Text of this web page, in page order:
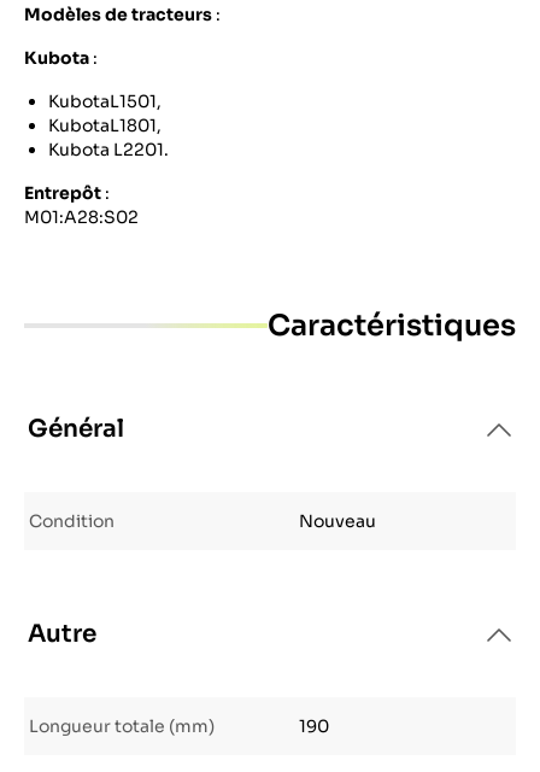
Modèles de tracteurs :
Kubota :
KubotaL1501,
KubotaL1801,
Kubota L2201.
Entrepôt :
M01:A28:S02
Caractéristiques
Général
Condition Nouveau
Autre
Longueur totale (mm) 190